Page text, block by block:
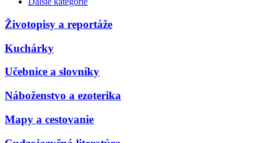
Životopisy a reportáže
Kuchárky
Učebnice a slovníky
Náboženstvo a ezoterika
Mapy a cestovanie